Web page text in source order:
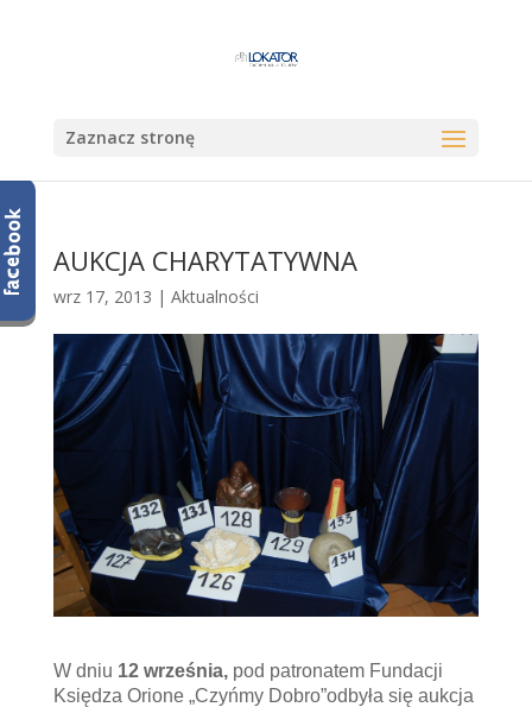
Zaznacz stronę
AUKCJA CHARYTATYWNA
wrz 17, 2013 | Aktualności
W dniu 12 września,pod patronatem Fundacji
Księdza Orione „Czyńmy Dobro”odbyła się aukcja